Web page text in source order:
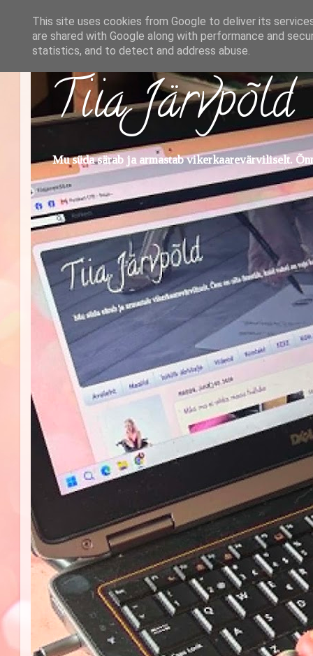
Tiia Järvpõld
Mu süda särab ja armastab vikerkaarevärviliselt.
This site uses cookies from Google to deliver its
are shared with Google along with performance and
statistics, and to detect and address abuse.